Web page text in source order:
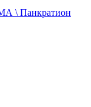
\ Панкратион